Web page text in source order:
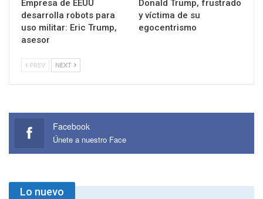
Empresa de EEUU
desarrolla robots para
uso militar: Eric Trump,
asesor
Donald Trump, frustrado
y víctima de su
egocentrismo
PREV NEXT
Facebook
Únete a nuestro Face
Lo nuevo